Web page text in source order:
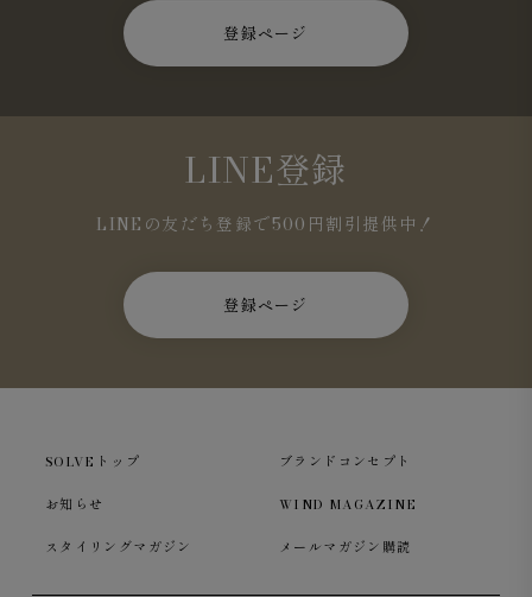
登録ページ
LINE登録
LINEの友だち登録で500円割引提供中！
登録ページ
SOLVEトップ ブランドコンセプト
お知らせ WIND MAGAZINE
スタイリングマガジン メールマガジン購読